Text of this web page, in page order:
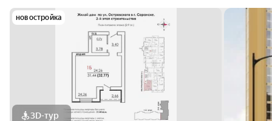
новостройка
3D-тур